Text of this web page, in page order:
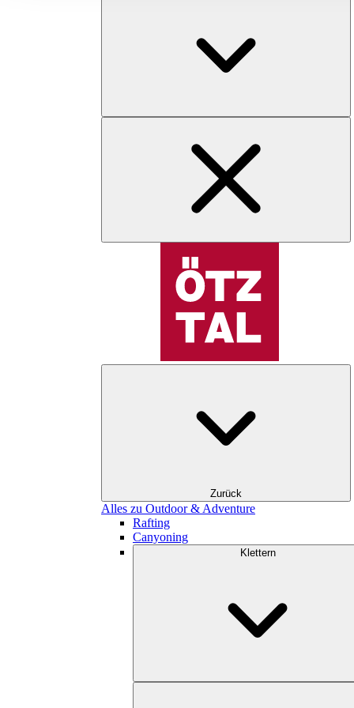
Zurück
Alles zu Outdoor & Adventure
Rafting
Canyoning
Klettern